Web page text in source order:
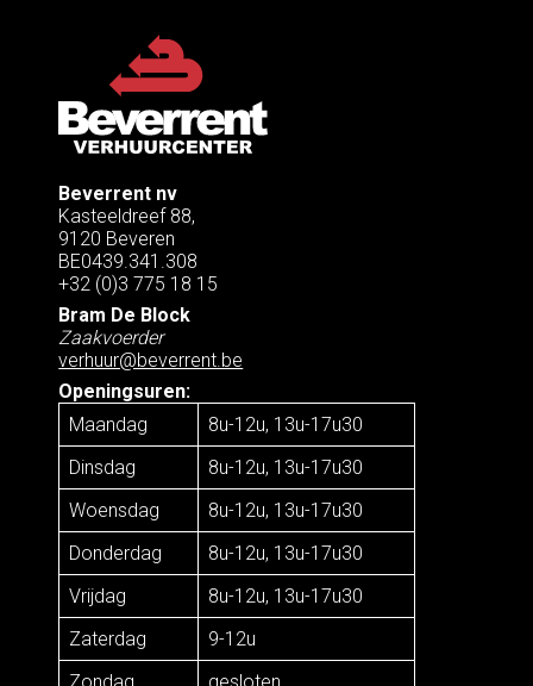
Beverrent nv
Kasteeldreef 88,
9120 Beveren
BE0439.341.308
+32 (0)3 775 18 15
Bram De Block
Zaakvoerder
verhuur@beverrent.be
Openingsuren:
Maandag
8u-12u, 13u-17u30
Dinsdag
8u-12u, 13u-17u30
Woensdag
8u-12u, 13u-17u30
Donderdag
8u-12u, 13u-17u30
Vrijdag
8u-12u, 13u-17u30
Zaterdag
9-12u